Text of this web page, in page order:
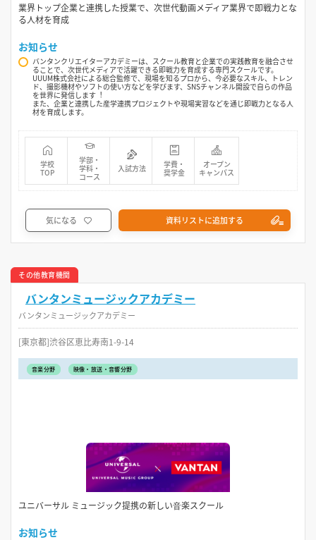
業界トップ企業と連携した授業で、次世代動画メディア業界で即戦力とな
る人材を育成
お知らせ
バンタンクリエイターアカデミーは、スクール教育と企業での実践教育を融合させ
ることで、次世代メディアで活躍できる即戦力を育成する専門スクールです。
UUUM株式会社による総合監修で、現場を知るプロから、今必要なスキル、トレン
ド、撮影機材やソフトの使い方などを学びます、SNSチャンネル開設で自らの作品
を世界に発信します︕
また、企業と連携した産学連携プロジェクトや現場実習などを通じ即戦力となる人
材を育成します。
学校
TOP
学部・
学科・
コース
入試方法
学費・
奨学金
オープン
キャンパス
気になる 資料リストに追加する
その他教育機関
バンタンミュージックアカデミー
バンタンミュージックアカデミー
[東京都]渋谷区恵比寿南1-9-14
音楽分野 映像・放送・音響分野
ユニバーサル ミュージック提携の新しい⾳楽スクール
お知らせ